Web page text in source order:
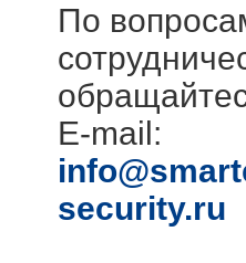
По
E-mail:
security.ru